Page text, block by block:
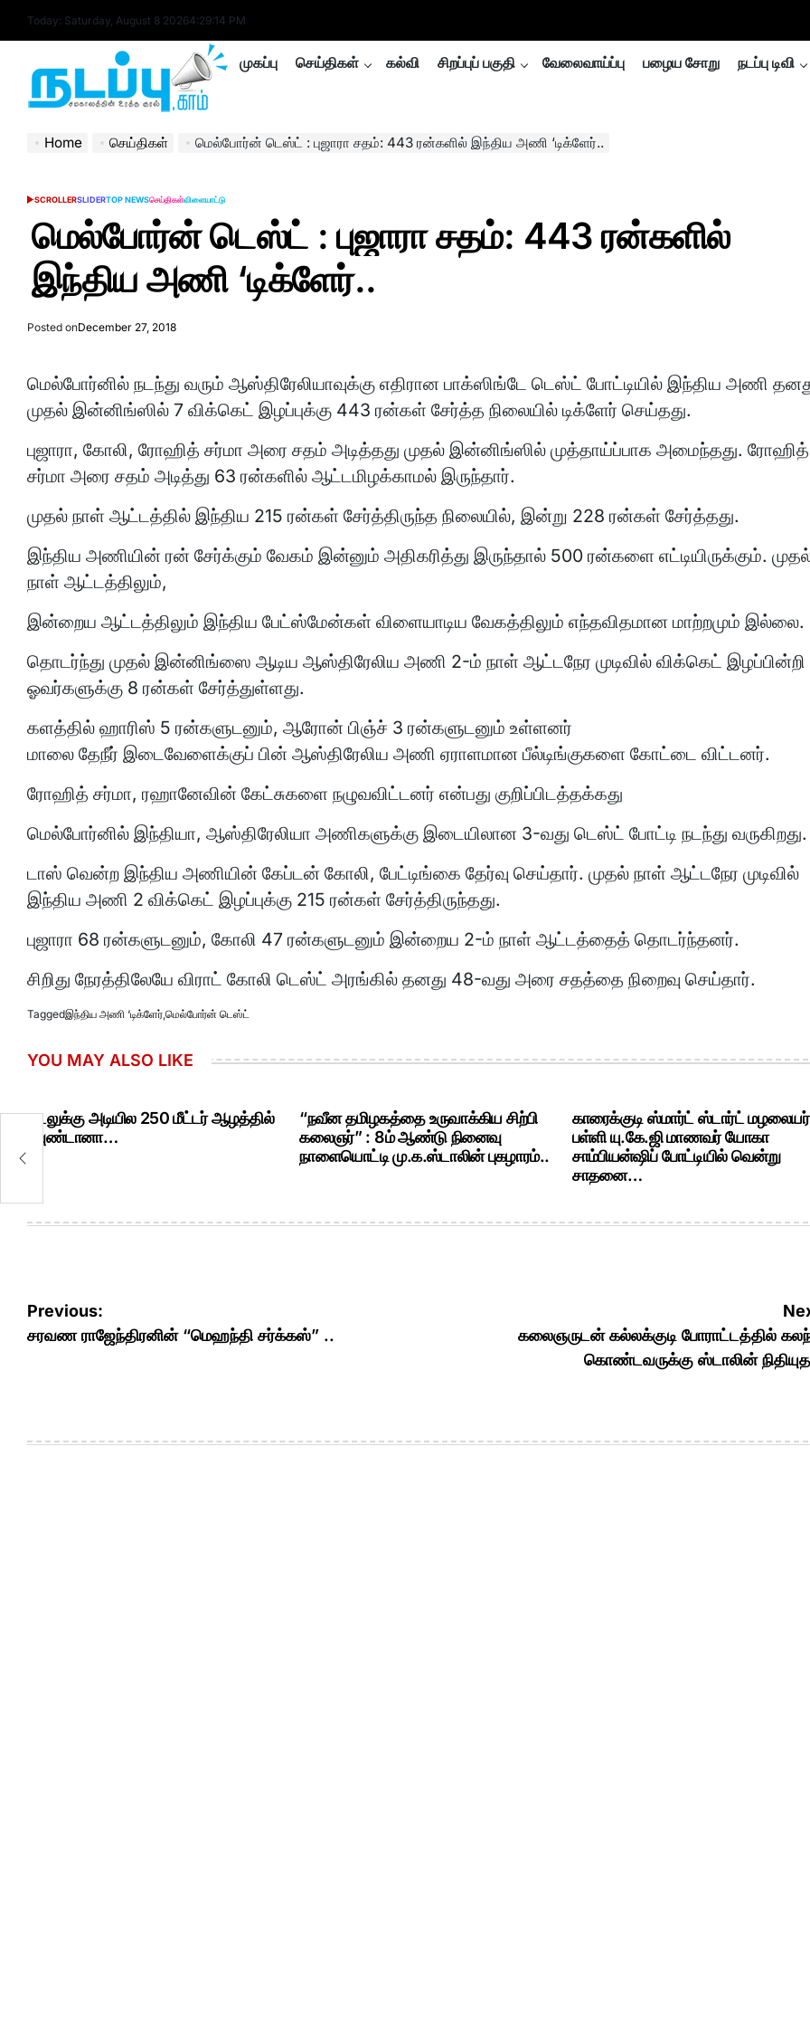
Today: Saturday, August 8 20264:29:14 PM
nadappu.com
முகப்பு செய்திகள் கல்வி சிறப்புப் பகுதி வேலைவாய்ப்பு பழைய சோறு நடப்பு டிவி
Home செய்திகள் மெல்போர்ன் டெஸ்ட் : புஜாரா சதம்: 443 ரன்களில் இந்திய அணி ‘டிக்ளேர்..
POSTED
SCROLLERSLIDERTOP NEWSசெய்திகள்விளையாட்டு
மெல்போர்ன் டெஸ்ட் : புஜாரா சதம்: 443 ரன்களில்
இந்திய அணி ‘டிக்ளேர்..
Posted onDecember 27, 2018
மெல்போர்னில் நடந்து வரும் ஆஸ்திரேலியாவுக்கு எதிரான பாக்ஸிங்டே டெஸ்ட் போட்டியில் இந்திய அணி
முதல் இன்னிங்ஸில் 7 விக்கெட் இழப்புக்கு 443 ரன்கள் சேர்த்த நிலையில் டிக்ளேர் செய்தது.
புஜாரா, கோலி, ரோஹித் சர்மா அரை சதம் அடித்தது முதல் இன்னிங்ஸில் முத்தாய்ப்பாக அமைந்தது. ரோஹித்
சர்மா அரை சதம் அடித்து 63 ரன்களில் ஆட்டமிழக்காமல் இருந்தார்.
முதல் நாள் ஆட்டத்தில் இந்திய 215 ரன்கள் சேர்த்திருந்த நிலையில், இன்று 228 ரன்கள் சேர்த்தது.
இந்திய அணியின் ரன் சேர்க்கும் வேகம் இன்னும் அதிகரித்து இருந்தால் 500 ரன்களை எட்டியிருக்கும்.
நாள் ஆட்டத்திலும்,
இன்றைய ஆட்டத்திலும் இந்திய பேட்ஸ்மேன்கள் விளையாடிய வேகத்திலும் எந்தவிதமான மாற்றமும் இல்லை.
தொடர்ந்து முதல் இன்னிங்ஸை ஆடிய ஆஸ்திரேலிய அணி 2-ம் நாள் ஆட்டநேர முடிவில் விக்கெட் இழப்பின்றி
ஓவர்களுக்கு 8 ரன்கள் சேர்த்துள்ளது.
களத்தில் ஹாரிஸ் 5 ரன்களுடனும், ஆரோன் பிஞ்ச் 3 ரன்களுடனும் உள்ளனர்
மாலை தேநீர் இடைவேளைக்குப் பின் ஆஸ்திரேலிய அணி ஏராளமான பீல்டிங்குகளை கோட்டை விட்டனர்.
ரோஹித் சர்மா, ரஹானேவின் கேட்சுகளை நழுவவிட்டனர் என்பது குறிப்பிடத்தக்கது
மெல்போர்னில் இந்தியா, ஆஸ்திரேலியா அணிகளுக்கு இடையிலான 3-வது டெஸ்ட் போட்டி நடந்து வருகிறது.
டாஸ் வென்ற இந்திய அணியின் கேப்டன் கோலி, பேட்டிங்கை தேர்வு செய்தார். முதல் நாள் ஆட்டநேர முடிவில்
இந்திய அணி 2 விக்கெட் இழப்புக்கு 215 ரன்கள் சேர்த்திருந்தது.
புஜாரா 68 ரன்களுடனும், கோலி 47 ரன்களுடனும் இன்றைய 2-ம் நாள் ஆட்டத்தைத் தொடர்ந்தனர்.
சிறிது நேரத்திலேயே விராட் கோலி டெஸ்ட் அரங்கில் தனது 48-வது அரை சதத்தை நிறைவு செய்தார்.
Taggedஇந்திய அணி ‘டிக்ளேர்,மெல்போர்ன் டெஸ்ட்
YOU MAY ALSO LIKE
கடலுக்கு அடியில 250 மீட்டர் ஆழத்தில்
ரவுண்டானா…
“நவீன தமிழகத்தை உருவாக்கிய சிற்பி
கலைஞர்” : 8ம் ஆண்டு நினைவு
நாளையொட்டி மு.க.ஸ்டாலின் புகழாரம்..
காரைக்குடி ஸ்மார்ட் ஸ்டார்ட் மழலையர்
பள்ளி யு.கே.ஜி மாணவர் யோகா
சாம்பியன்ஷிப் போட்டியில் வென்று
சாதனை…
Post
navigation
Previous:
சரவண ராஜேந்திரனின் “மெஹந்தி சர்க்கஸ்” ..
கலைஞருடன் கல்லக்குடி போராட்டத்தில்
கொண்டவருக்கு ஸ்டாலின்